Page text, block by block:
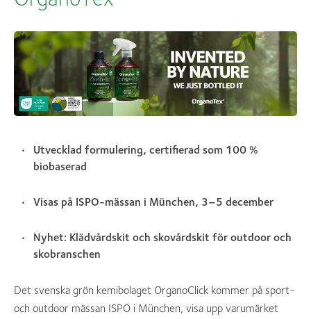
Utvecklad formulering, certifierad som 100 %
biobaserad
Visas på ISPO-mässan i München, 3–5 december
Nyhet: Klädvårdskit och skovårdskit för outdoor och
skobranschen
Det svenska grön kemibolaget OrganoClick kommer på sport-
och outdoor mässan ISPO i München, visa upp varumärket